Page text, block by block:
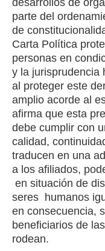
desarrollos de
parte del
de
Carta Política
personas en
y la jurisprudencia
al proteger este
amplio acorde al
afirma que esta
debe cumplir con
calidad,
traducen en una
a los afiliados,
en situación de
seres humanos
en consecuencia,
beneficiarios de
rodean.